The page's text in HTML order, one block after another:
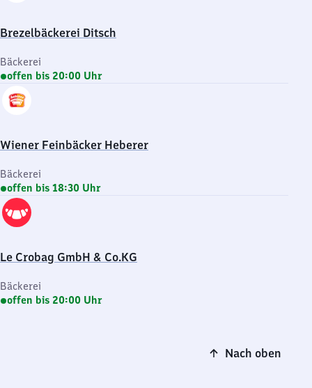
Brezelbäckerei Ditsch
Bäckerei
offen bis 20:00 Uhr
Wiener Feinbäcker Heberer
Bäckerei
offen bis 18:30 Uhr
Le Crobag GmbH & Co.KG
Bäckerei
offen bis 20:00 Uhr
Nach oben